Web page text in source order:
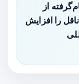
از
را افزایش